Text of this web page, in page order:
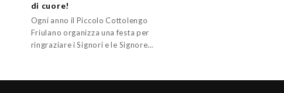
di cuore!
Ogni anno il Piccolo Cottolengo
Friulano organizza una festa per
ringraziare i Signori e le Signore…